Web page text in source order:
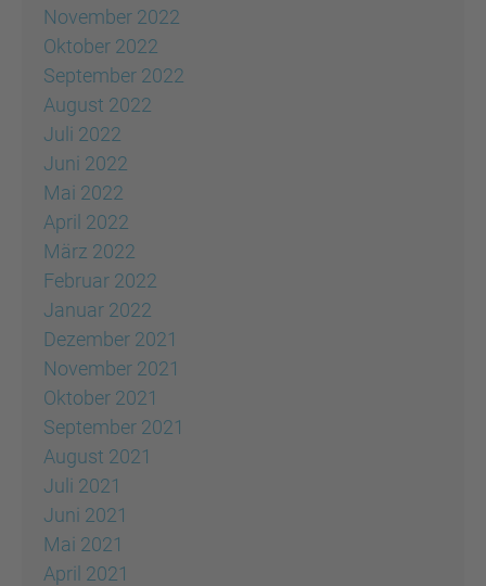
November 2022
Oktober 2022
September 2022
August 2022
Juli 2022
Juni 2022
Mai 2022
April 2022
März 2022
Februar 2022
Januar 2022
Dezember 2021
November 2021
Oktober 2021
September 2021
August 2021
Juli 2021
Juni 2021
Mai 2021
April 2021